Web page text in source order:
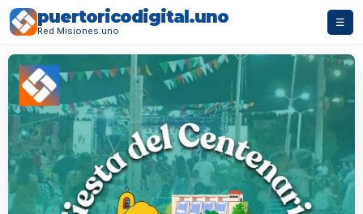
puertoricodigital.uno
Red Misiones.uno
☰